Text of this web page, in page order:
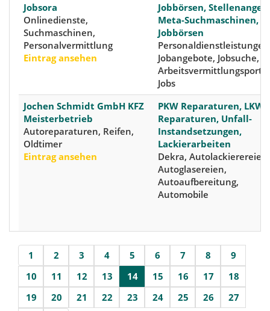
Jobsora
Onlinedienste,
Suchmaschinen,
Personalvermittlung
Eintrag ansehen
Jobbörsen,
Meta-Suchmaschinen,
Jobbörsen
Jobangebote, Jobsuche,
Jobs
Jochen Schmidt GmbH KFZ
Meisterbetrieb
Autoreparaturen, Reifen,
Oldtimer
Eintrag ansehen
PKW Reparaturen, LKW
Reparaturen, Unfall-
Instandsetzungen,
Lackierarbeiten
Dekra, Autolackierereien,
Autoglasereien,
Autoaufbereitung,
Automobile
1 2 3 4 5 6 7 8
9
10
11 12 13 14 15 16 17
18
19
20 21 22 23 24 25 26
27